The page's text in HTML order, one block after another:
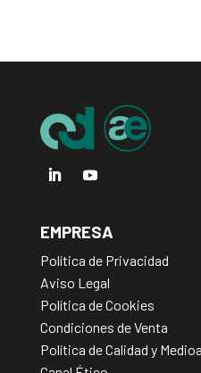
EMPRESA
Política de Privacidad
Aviso Legal
Política de Cookies
Condiciones de Venta
Política de Calidad y